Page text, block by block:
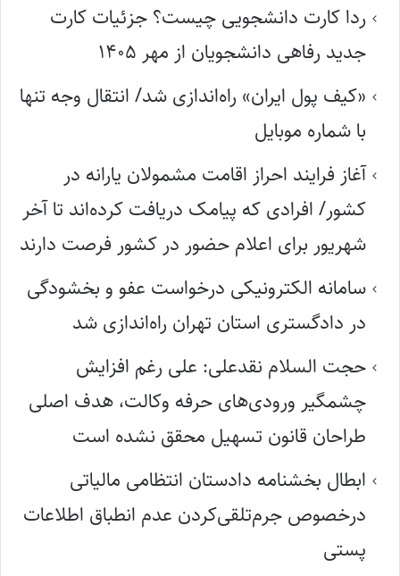
ردا کارت دانشجویی چیست؟ جزئیات کارت
جدید رفاهی دانشجویان از مهر ۱۴۰۵
«کیف پول ایران» راه‌اندازی شد/ انتقال وجه تنها
با شماره موبایل
آغاز فرایند احراز اقامت مشمولان یارانه در
کشور/ افرادی که پیامک دریافت کرده‌اند تا آخر
شهریور برای اعلام حضور در کشور فرصت دارند
سامانه الکترونیکی درخواست عفو و بخشودگی
در دادگستری استان تهران راه‌اندازی شد
حجت السلام نقدعلی: علی رغم افزایش
چشمگیر ورودی‌های حرفه وکالت، هدف اصلی
طراحان قانون تسهیل محقق نشده است
ابطال بخشنامه دادستان انتظامی مالیاتی
درخصوص جرم‌تلقی‌کردن عدم انطباق اطلاعات
پستی